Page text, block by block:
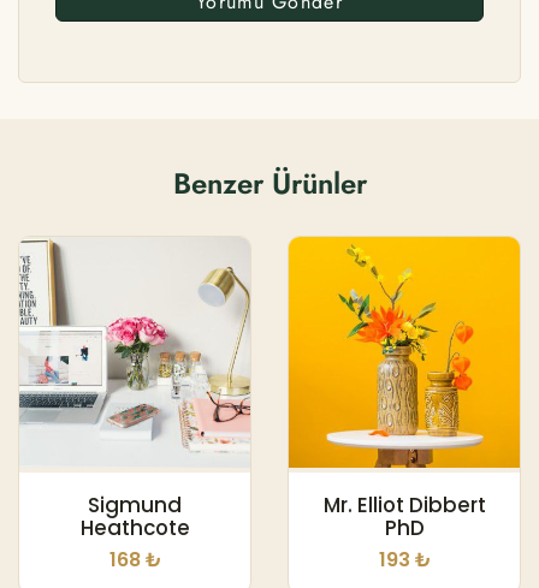
Benzer Ürünler
Sigmund
Heathcote
168 ₺
Mr. Elliot Dibbert
PhD
193 ₺